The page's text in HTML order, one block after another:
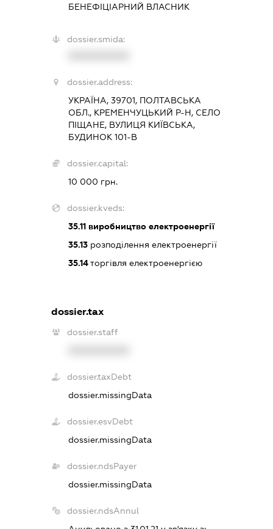
БЕНЕФІЦІАРНИЙ ВЛАСНИК
dossier.smida:
dossier.address:
УКРАЇНА, 39701, ПОЛТАВСЬКА
ОБЛ., КРЕМЕНЧУЦЬКИЙ Р-Н, СЕЛО
ПІЩАНЕ, ВУЛИЦЯ КИЇВСЬКА,
БУДИНОК 101-В
dossier.capital:
10 000 грн.
dossier.kveds:
35.11виробництво електроенергії
35.13розподілення електроенергії
35.14торгівля електроенергією
dossier.tax
dossier.staff
dossier.taxDebt
dossier.missingData
dossier.esvDebt
dossier.missingData
dossier.ndsPayer
dossier.missingData
dossier.ndsAnnul